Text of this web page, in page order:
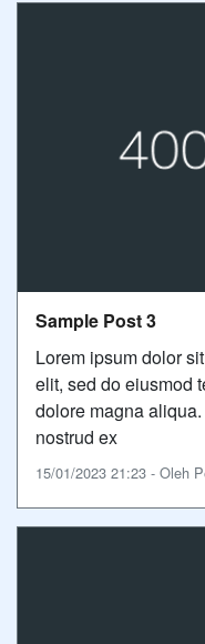
Sample Post 3
Lorem ipsum dolor
elit, sed do eiusmod
dolore magna
nostrud ex
15/01/2023 21:23 - Oleh